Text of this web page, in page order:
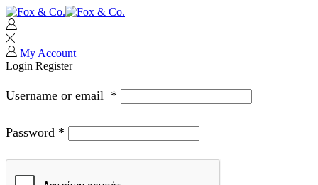
My Account
Login Register
Username or email *
Password *